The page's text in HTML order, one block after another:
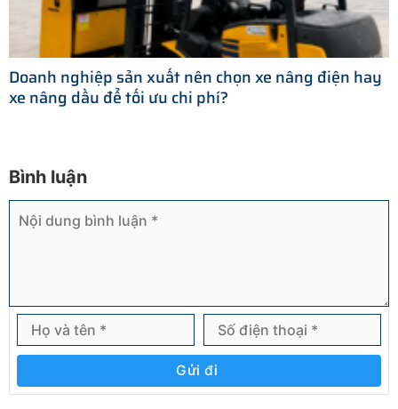
Doanh nghiệp sản xuất nên chọn xe nâng điện hay
xe nâng dầu để tối ưu chi phí?
Bình luận
Gửi đi